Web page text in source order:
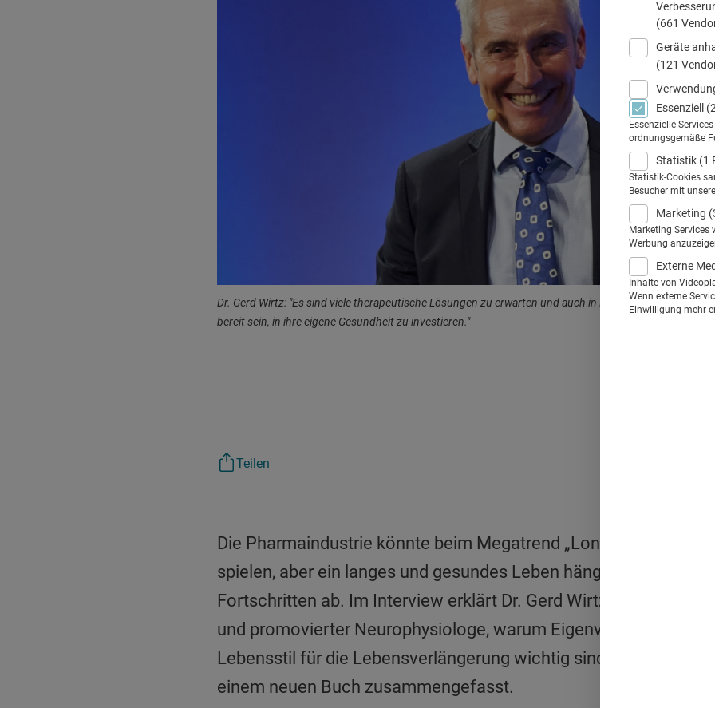
Dr. Gerd Wirtz: "Es sind viele therapeutische Lösungen zu erwarten und auch in Deutschland werden
bereit sein, in ihre eigene Gesundheit zu investieren."
Teilen
Die Pharmaindustrie könnte beim Megatrend „Longevity“ eine
spielen, aber ein langes und gesundes Leben hängt nicht allein
Fortschritten ab. Im Interview erklärt Dr. Gerd Wirtz, Keynote
und promovierter Neurophysiologe, warum Eigenverantwortung
Lebensstil für die Lebensverlängerung wichtig sind. Seine
einem neuen Buch zusammengefasst.
(661
Geräte
(121
Essenziell
Essenzielle
ordnungsgemäße
Statistik (1
Statistik-Cookies
Besucher mit
Marketing
Marketing
Werbung
Externe
Inhalte von
Wenn externe
Einwilligung mehr